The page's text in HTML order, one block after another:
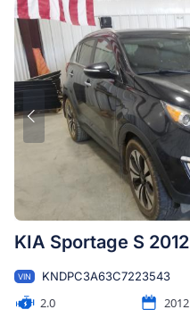
KIA Sportage S 2012
VIN KNDPC3A63C7223543
2.0 2012